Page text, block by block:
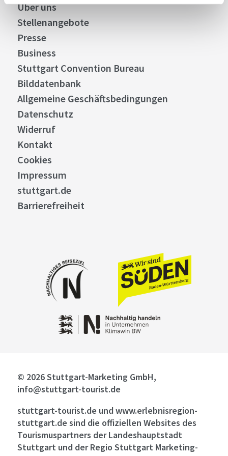
Über uns
Stellenangebote
Presse
Business
Stuttgart Convention Bureau
Bilddatenbank
Allgemeine Geschäftsbedingungen
Datenschutz
Widerruf
Kontakt
Cookies
Impressum
stuttgart.de
Barrierefreiheit
© 2026 Stuttgart-Marketing GmbH,
info@stuttgart-tourist.de
stuttgart-tourist.de und www.erlebnisregion-
stuttgart.de sind die offiziellen Websites des
Tourismuspartners der Landeshauptstadt
Stuttgart und der Regio Stuttgart Marketing-